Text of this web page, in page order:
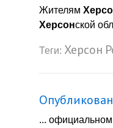
Жителям
Херсонской
Теги: Херсон
... официальном